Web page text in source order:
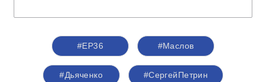
#ЕР36 #Маслов
#Дьяченко #СергейПетрин